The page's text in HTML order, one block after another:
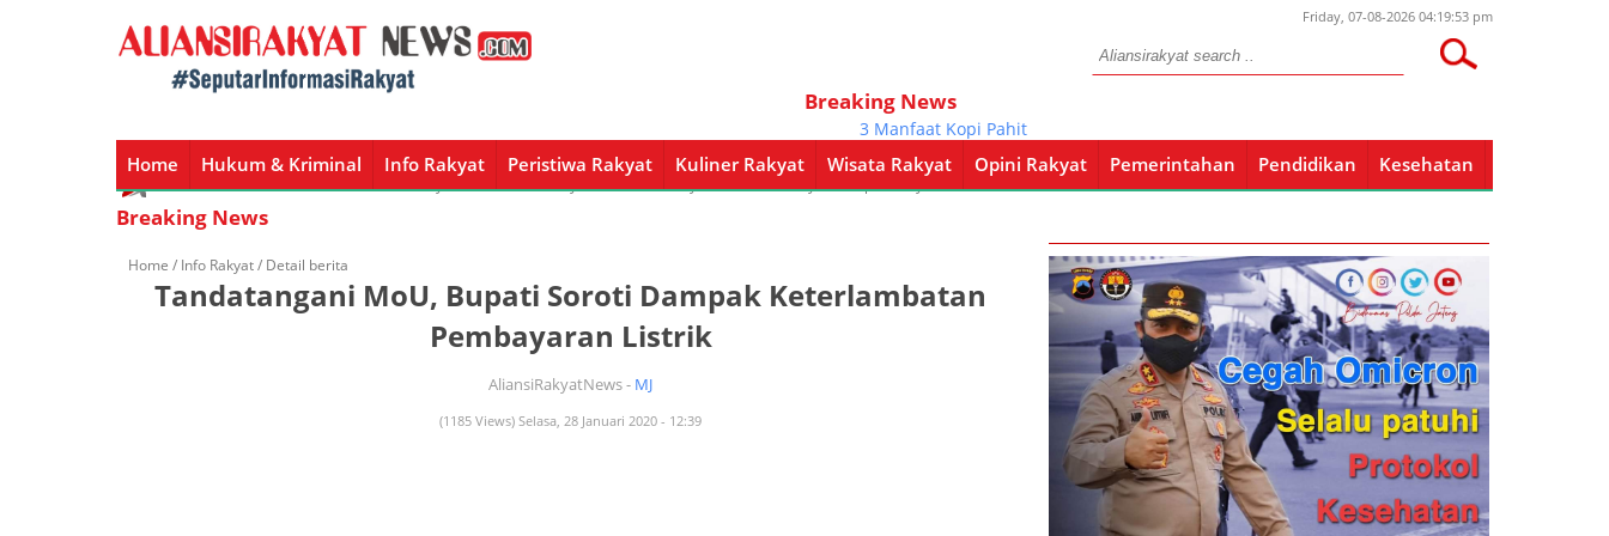
Friday, 07-08-2026 04:19:53 pm
Breaking News
3 Manfaat Kopi Pahit
Home Hukum & Kriminal Info Rakyat Peristiwa Rakyat Kuliner Rakyat Wisata Rakyat Opini Rakyat Pemerintahan Pendidikan Kesehatan
Home Hukum & Kriminal Info Rakyat Peristiwa Rakyat Kuliner Rakyat Wisata Rakyat Opini Rakyat Pemerintahan Pendidikan Kesehatan
Breaking News
Home / Info Rakyat/ Detail berita
Tandatangani MoU, Bupati Soroti Dampak Keterlambatan
Pembayaran Listrik
AliansiRakyatNews - MJ
(1185 Views) Selasa, 28 Januari 2020 - 12:39